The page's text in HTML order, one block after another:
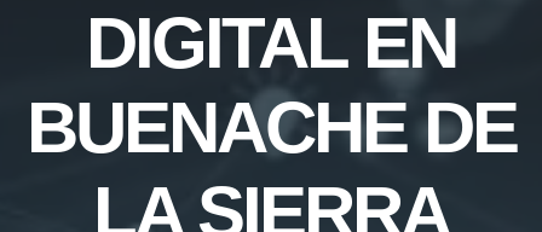
DIGITAL EN
BUENACHE DE
LA SIERRA